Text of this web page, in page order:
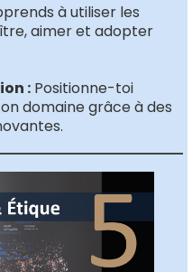
à utiliser les
aimer et adopter
: Positionne-toi
domaine grâce à des